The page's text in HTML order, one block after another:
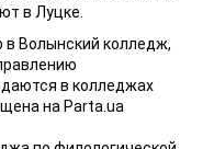
в Луцке.
в Волынский колледж,
в колледжах
на Parta.ua